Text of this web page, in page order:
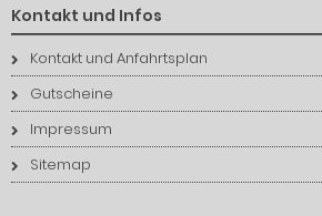
Kontakt und Infos
Kontakt und Anfahrtsplan
Gutscheine
Impressum
Sitemap